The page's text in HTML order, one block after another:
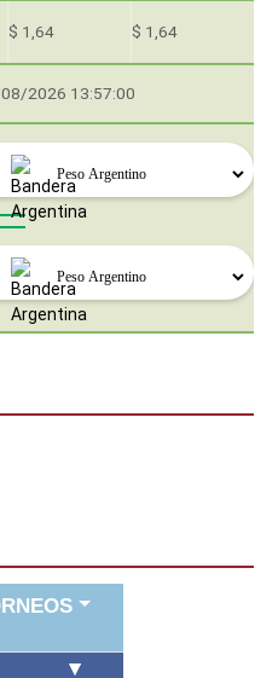
$ 1,64 $ 1,64
2026 13:57:00